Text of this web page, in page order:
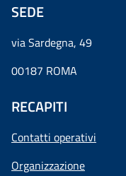
SEDE
via Sardegna, 49
00187 ROMA
RECAPITI
Contatti operativi
Organizzazione